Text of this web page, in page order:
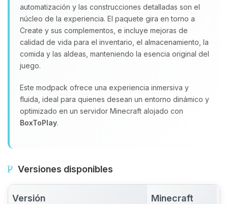
automatización y las construcciones detalladas son el
núcleo de la experiencia. El paquete gira en torno a
Create y sus complementos, e incluye mejoras de
calidad de vida para el inventario, el almacenamiento, la
comida y las aldeas, manteniendo la esencia original del
juego.
Este modpack ofrece una experiencia inmersiva y
fluida, ideal para quienes desean un entorno dinámico y
optimizado en un servidor Minecraft alojado con
BoxToPlay.
Versiones disponibles
Versión Minecraft